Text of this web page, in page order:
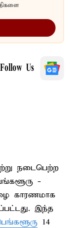
Follow Us
நடைபெற்ற
-
காரணமாக
இந்த
14